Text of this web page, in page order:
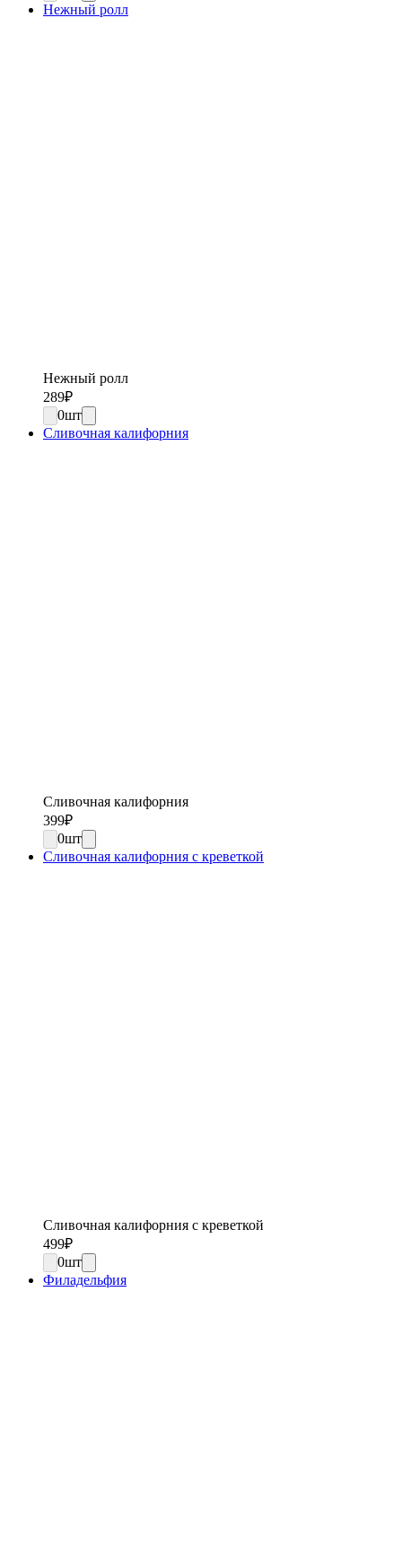
Нежный ролл
Нежный ролл
289₽
0шт
Сливочная калифорния
Сливочная калифорния
399₽
0шт
Сливочная калифорния с креветкой
Сливочная калифорния с креветкой
499₽
0шт
Филадельфия